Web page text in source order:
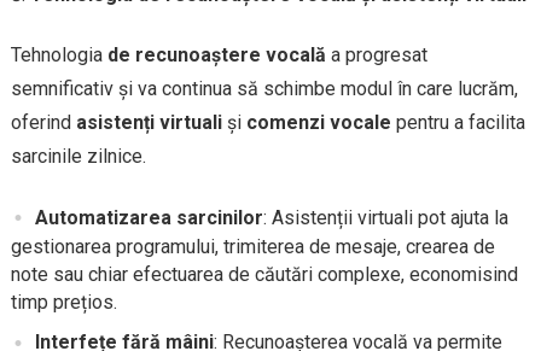
Tehnologia de recunoaștere vocală a progresat
semnificativ și va continua să schimbe modul în care lucrăm,
oferind asistenți virtualiși comenzi vocale pentru a facilita
sarcinile zilnice.
Automatizarea sarcinilor: Asistenții virtuali pot ajuta la
gestionarea programului, trimiterea de mesaje, crearea de
note sau chiar efectuarea de căutări complexe, economisind
timp prețios.
Interfețe fără mâini: Recunoașterea vocală va permite